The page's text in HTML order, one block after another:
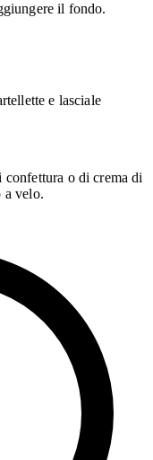
il fondo.
e lasciale
o di crema di
a velo.